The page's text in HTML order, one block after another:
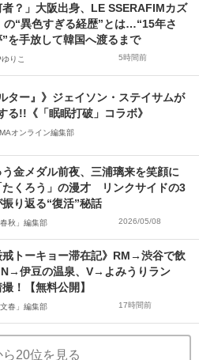
者？」大阪出身、LE SSERAFIMカズ
の“異色すぎる経歴”とは…“15年さ
を手放して韓国へ渡るまで
りこ 5時間前
ター』》ジェイソン・ステイサムが
る!!《「眠眠打破」コラボ》
オンライン編集部
う金メダル前夜、三浦璃来を笑顔に
たくろう」の漫才 リンクサイドの3
振り返る“復活”秘話
春秋」編集部 2026/05/08
戒トーキョー滞在記》RM→渋谷で飲
伊豆の温泉、V→よみうりラン
！【無料公開】
文春」編集部 17時間前
ら20位を見る